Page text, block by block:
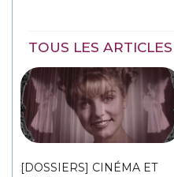
TOUS LES
[DOSSIERS] CINÉMA ET